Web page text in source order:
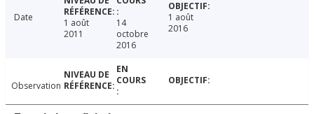
Date
1 août
2011
14
octobre
2016
1 août
2016
Observation